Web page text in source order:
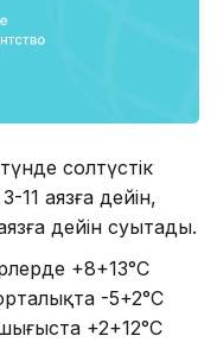
солтүстік
аязға дейін,
дейін суытады.
+8+13°С
-5+2°С
+2+12°С